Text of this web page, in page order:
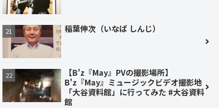
稲葉伸次（いなば しんじ）
【B'z『May』PVの撮影場所】
B'z『May』ミュージックビデオ撮影地
「大谷資料館」に行ってみた #大谷資料
館